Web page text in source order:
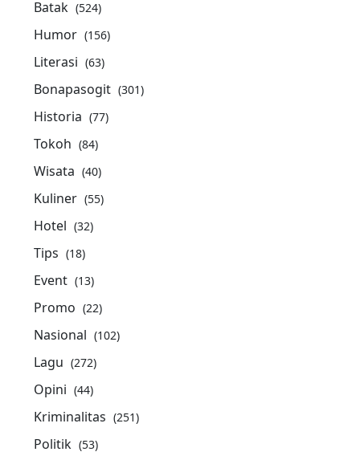
Batak (524)
Humor (156)
Literasi (63)
Bonapasogit (301)
Historia (77)
Tokoh (84)
Wisata (40)
Kuliner (55)
Hotel (32)
Tips (18)
Event (13)
Promo (22)
Nasional (102)
Lagu (272)
Opini (44)
Kriminalitas (251)
Politik (53)